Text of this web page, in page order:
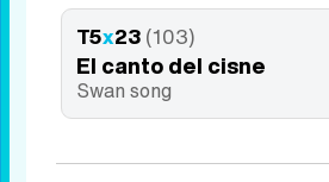
T5x23 (103)
El canto del cisne
Swan song